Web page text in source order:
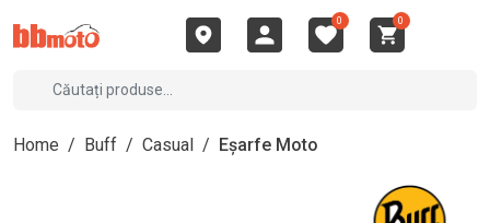
0 0
Home / Buff / Casual / Eșarfe Moto